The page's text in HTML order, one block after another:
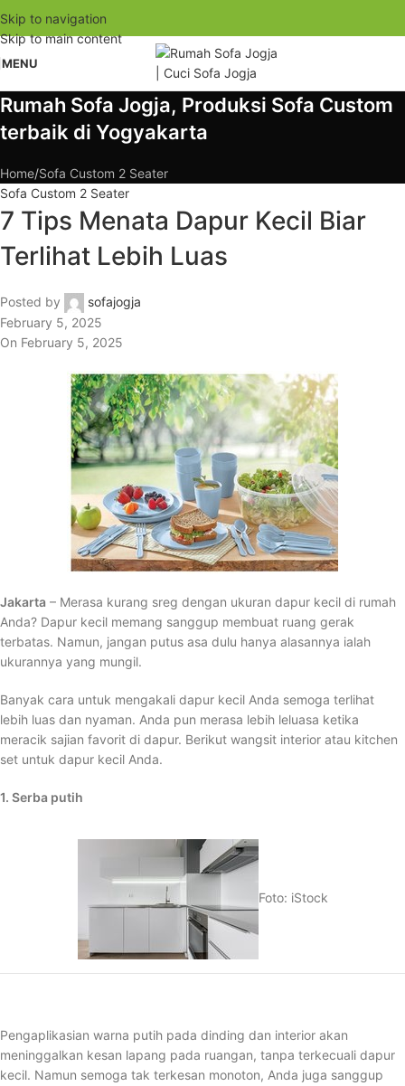
Skip to navigation
Skip to main content
MENU
Rumah Sofa Jogja, Produksi Sofa Custom
terbaik di Yogyakarta
Home Sofa Custom 2 Seater
Sofa Custom 2 Seater
7 Tips Menata Dapur Kecil Biar
Terlihat Lebih Luas
Posted by
sofajogja
February 5, 2025
On February 5, 2025
Jakarta – Merasa kurang sreg dengan ukuran dapur kecil di rumah
Anda? Dapur kecil memang sanggup membuat ruang gerak
terbatas. Namun, jangan putus asa dulu hanya alasannya ialah
ukurannya yang mungil.
Banyak cara untuk mengakali dapur kecil Anda semoga terlihat
lebih luas dan nyaman. Anda pun merasa lebih leluasa ketika
meracik sajian favorit di dapur. Berikut wangsit interior atau kitchen
set untuk dapur kecil Anda.
1. Serba putih
Foto: iStock
Pengaplikasian warna putih pada dinding dan interior akan
meninggalkan kesan lapang pada ruangan, tanpa terkecuali dapur
kecil. Namun semoga tak terkesan monoton, Anda juga sanggup